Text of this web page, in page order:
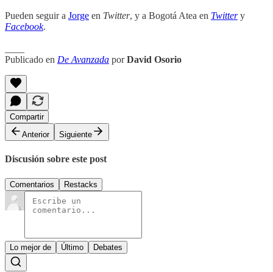
Pueden seguir a Jorge en Twitter, y a Bogotá Atea en Twittery
Facebook.
Publicado en De Avanzada porDavid Osorio
Compartir
Anterior
Siguiente
Discusión sobre este post
Comentarios Restacks
Lo mejor de Último Debates